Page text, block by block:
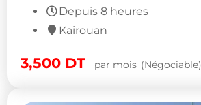
Depuis 8 heures
Kairouan
3,500 DT par mois (Négociable)